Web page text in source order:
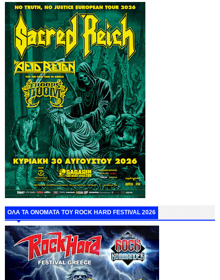
ΟΛΑ ΤΑ ΟΝΟΜΑΤΑ ΤΟΥ ROCK HARD FESTIVAL 2026